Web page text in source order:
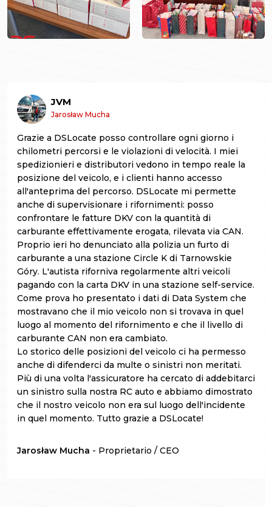
JVM
Jarosław Mucha
Grazie a DSLocate posso controllare ogni giorno i
chilometri percorsi e le violazioni di velocità. I miei
spedizionieri e distributori vedono in tempo reale la
posizione del veicolo, e i clienti hanno accesso
all'anteprima del percorso. DSLocate mi permette
anche di supervisionare i rifornimenti: posso
confrontare le fatture DKV con la quantità di
carburante effettivamente erogata, rilevata via CAN.
Proprio ieri ho denunciato alla polizia un furto di
carburante a una stazione Circle K di Tarnowskie
Góry. L'autista riforniva regolarmente altri veicoli
pagando con la carta DKV in una stazione self-service.
Come prova ho presentato i dati di Data System che
mostravano che il mio veicolo non si trovava in quel
luogo al momento del rifornimento e che il livello di
carburante CAN non era cambiato.
Lo storico delle posizioni del veicolo ci ha permesso
anche di difenderci da multe o sinistri non meritati.
Più di una volta l'assicuratore ha cercato di addebitarci
un sinistro sulla nostra RC auto e abbiamo dimostrato
che il nostro veicolo non era sul luogo dell'incidente
in quel momento. Tutto grazie a DSLocate!
Jarosław Mucha - Proprietario / CEO